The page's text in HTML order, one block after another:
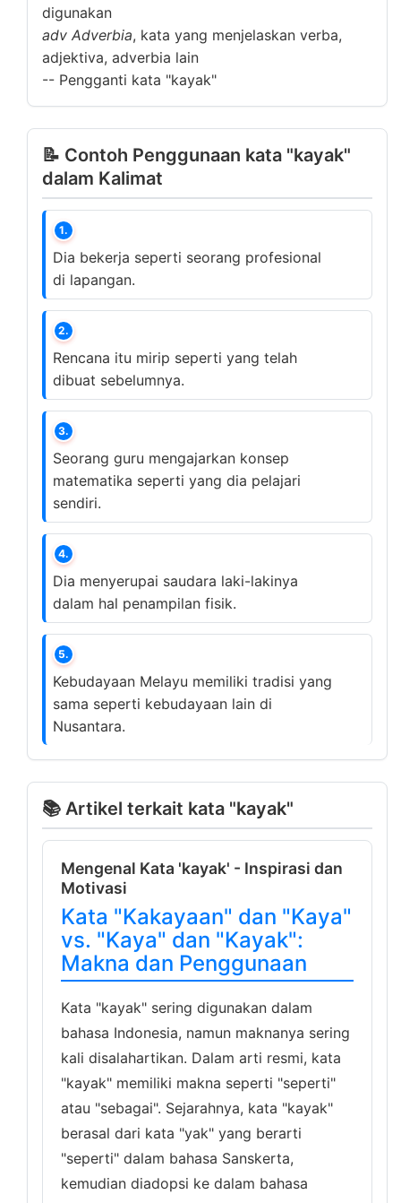
digunakan
adv Adverbia, kata yang menjelaskan verba,
adjektiva, adverbia lain
-- Pengganti kata "kayak"
📝 Contoh Penggunaan kata "kayak"
dalam Kalimat
1.
Dia bekerja seperti seorang profesional
di lapangan.
2.
Rencana itu mirip seperti yang telah
dibuat sebelumnya.
3.
Seorang guru mengajarkan konsep
matematika seperti yang dia pelajari
sendiri.
4.
Dia menyerupai saudara laki-lakinya
dalam hal penampilan fisik.
5.
Kebudayaan Melayu memiliki tradisi yang
sama seperti kebudayaan lain di
Nusantara.
📚 Artikel terkait kata "kayak"
Mengenal Kata 'kayak' - Inspirasi dan
Motivasi
Kata "Kakayaan" dan "Kaya"
vs. "Kaya" dan "Kayak":
Makna dan Penggunaan
Kata "kayak" sering digunakan dalam
bahasa Indonesia, namun maknanya sering
kali disalahartikan. Dalam arti resmi, kata
"kayak" memiliki makna seperti "seperti"
atau "sebagai". Sejarahnya, kata "kayak"
berasal dari kata "yak" yang berarti
"seperti" dalam bahasa Sanskerta,
kemudian diadopsi ke dalam bahasa